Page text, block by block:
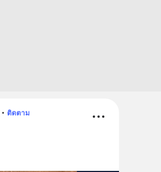
• ติดตาม